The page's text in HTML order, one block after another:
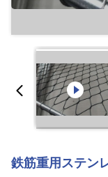
鉄筋重用ステン